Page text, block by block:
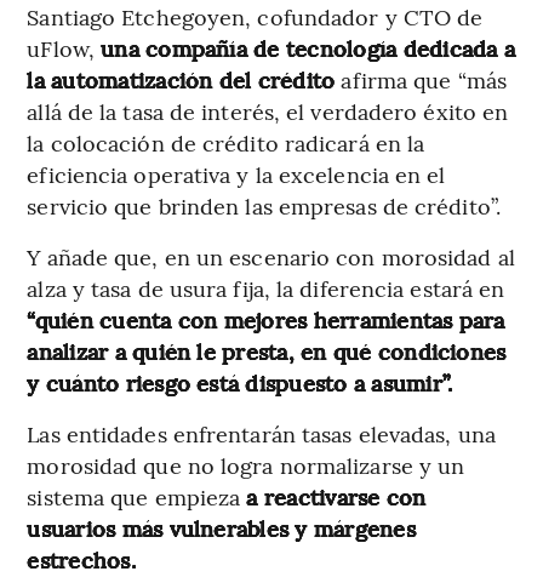
Santiago Etchegoyen, cofundador y CTO de
uFlow,una compañía de tecnología dedicada a
la automatización del crédito afirma que “más
allá de la tasa de interés, el verdadero éxito en
la colocación de crédito radicará en la
eficiencia operativa y la excelencia en el
servicio que brinden las empresas de crédito”.
Y añade que, en un escenario con morosidad al
alza y tasa de usura fija, la diferencia estará en
“quién cuenta con mejores herramientas para
analizar a quién le presta, en qué condiciones
y cuánto riesgo está dispuesto a asumir”.
Las entidades enfrentarán tasas elevadas, una
morosidad que no logra normalizarse y un
sistema que empiezaa reactivarse con
usuarios más vulnerables y márgenes
estrechos.